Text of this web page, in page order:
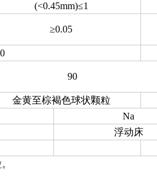
(<0.45mm)≤1
≥0.05
90
金黄至棕褐色球状颗粒
Na
浮动床